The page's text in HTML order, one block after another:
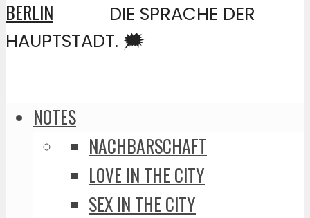
DIE SPRACHE DER
HAUPTSTADT. 🗯️
NOTES
NACHBARSCHAFT
LOVE IN THE CITY
SEX IN THE CITY